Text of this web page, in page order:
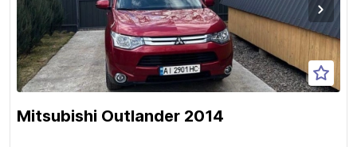
Mitsubishi Outlander 2014